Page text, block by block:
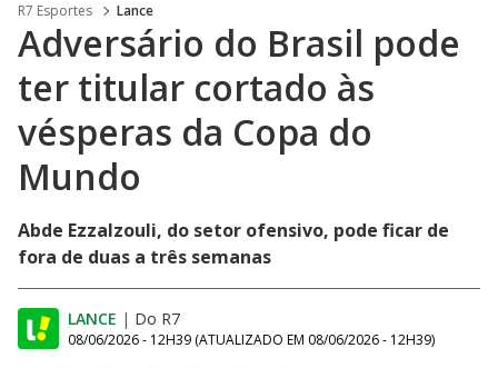
R7 Esportes Lance
Adversário do Brasil pode
ter titular cortado às
vésperas da Copa do
Mundo
Abde Ezzalzouli, do setor ofensivo, pode ficar de
fora de duas a três semanas
LANCE | Do R7
08/06/2026 - 12H39 (ATUALIZADO EM 08/06/2026 - 12H39)